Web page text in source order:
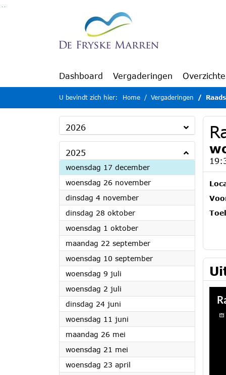
Ga naar de inhoud van deze pagina
Dashboard Vergaderingen
U bevindt zich hier: Home Vergaderingen
2026
2025
woensdag 17 december2025
woensdag 26 november2025
dinsdag 4 november2025
dinsdag 28 oktober2025
woensdag 1 oktober2025
maandag 22 september2025
woensdag 10 september2025
woensdag 9 juli
woensdag 2 juli
dinsdag 24 juni
woensdag 11 juni
maandag 26 mei
woensdag 21 mei
woensdag 23 april